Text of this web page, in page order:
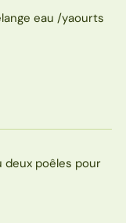
eau /yaourts
deux poêles pour